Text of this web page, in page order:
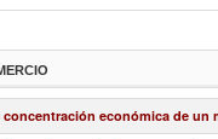
concentración económica de un